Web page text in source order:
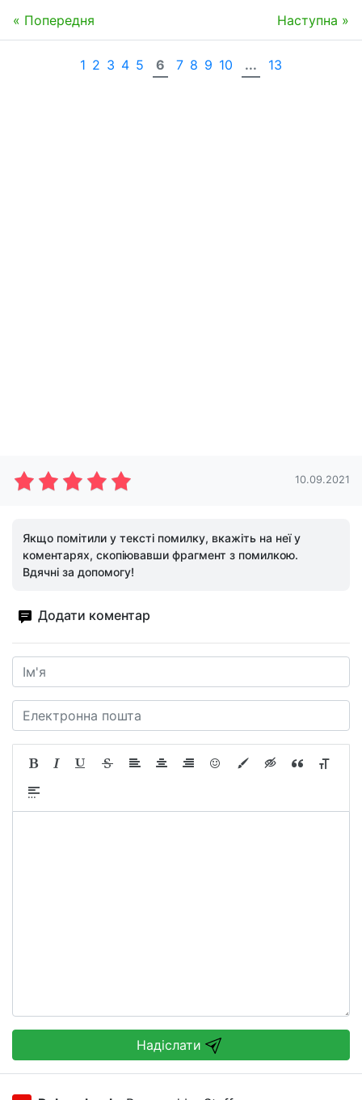
« Попередня Наступна »
1 2 3 4 5 6 7 8 9 10 ... 13
10.09.2021
Якщо помітили у тексті помилку, вкажіть на неї у
коментарях, скопіювавши фрагмент з помилкою.
Вдячні за допомогу!
Додати коментар
Надіслати